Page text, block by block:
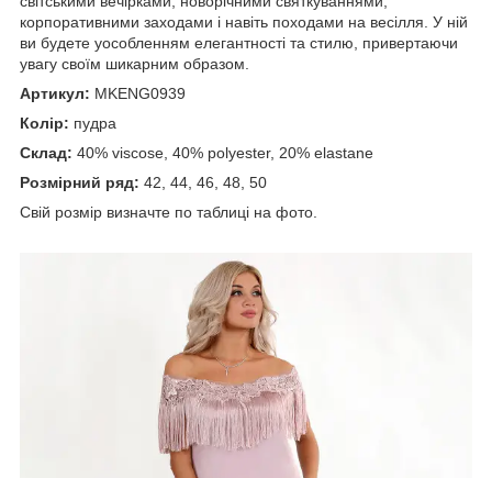
корпоративними заходами і навіть походами на весілля. У ній
ви будете уособленням елегантності та стилю, привертаючи
увагу своїм шикарним образом.
Артикул: MKENG0939
Колір: пудра
Склад: 40% viscose, 40% polyester, 20% elastane
Розмірний ряд: 42, 44, 46, 48, 50
Свій розмір визначте по таблиці на фото.